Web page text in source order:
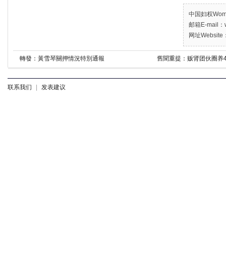
中国妇权
邮箱E-mail
网址Website
轉發：黃雪琴關押情況特別通報 舊聞重提：贩肾团伙圈
联系我们 发表建议